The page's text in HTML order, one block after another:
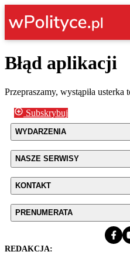
Błąd aplikacji
Przepraszamy, wystąpiła
Subskrybuj
WYDARZENIA
NASZE SERWISY
KONTAKT
PRENUMERATA
REDAKCJA: